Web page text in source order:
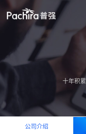
公司介绍
十年积